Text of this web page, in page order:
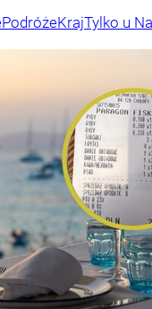
PodróżeKrajTylko u